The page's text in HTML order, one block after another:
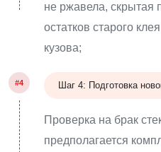
не ржавела, скрытая
остатков старого
кузова;
#4 Шаг 4: Подготовка
Проверка на брак
предполагается